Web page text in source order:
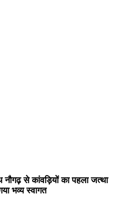
से कांवड़ियों का पहला जत्था
भव्य स्वागत